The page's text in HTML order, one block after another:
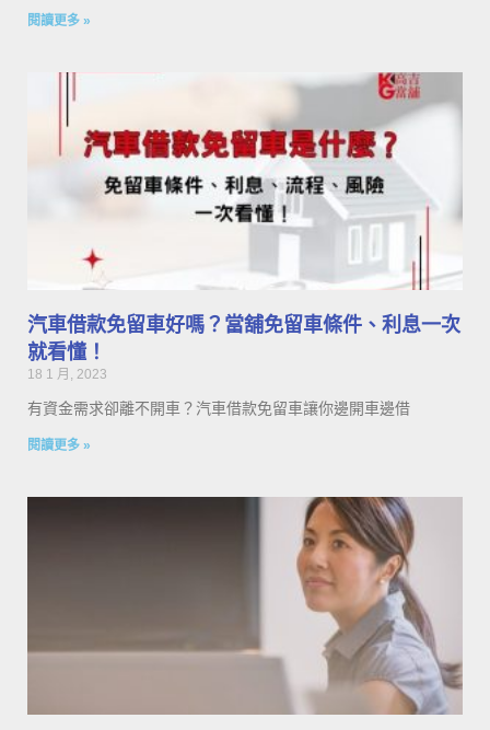
閱讀更多 »
汽車借款免留車好嗎？當舖免留車條件、利息一次
就看懂！
18 1 月, 2023
有資金需求卻離不開車？汽車借款免留車讓你邊開車邊借
閱讀更多 »